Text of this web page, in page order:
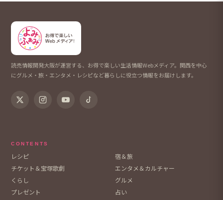
読売情報開発大阪が運営する、お得で楽しい生活情報Webメディア。関西を中心
にグルメ・旅・エンタメ・レシピなど暮らしに役立つ情報をお届けします。
CONTENTS
レシピ
宿＆旅
チケット＆宝塚歌劇
エンタメ＆カルチャー
くらし
グルメ
プレゼント
占い